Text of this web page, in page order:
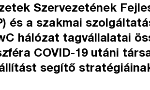
Szervezetének
és a szakmai
hálózat tagvállalatai
COVID-19 utáni
segítő